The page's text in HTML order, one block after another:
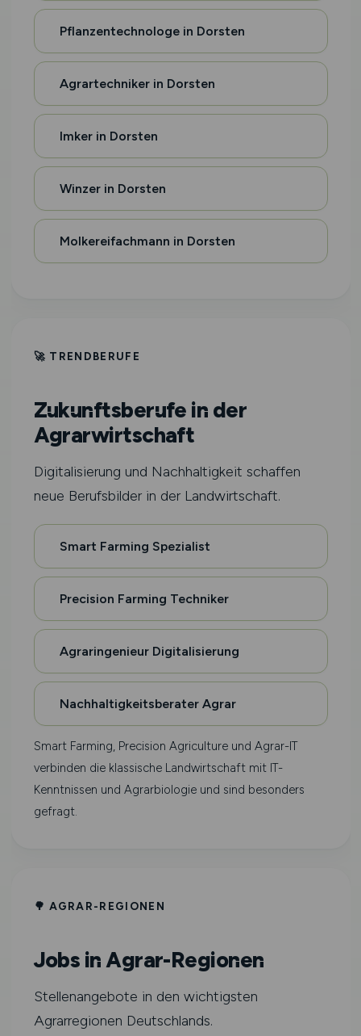
Pflanzentechnologe in Dorsten
Agrartechniker in Dorsten
Imker in Dorsten
Winzer in Dorsten
Molkereifachmann in Dorsten
🚀 TRENDBERUFE
Zukunftsberufe in der
Agrarwirtschaft
Digitalisierung und Nachhaltigkeit schaffen
neue Berufsbilder in der Landwirtschaft.
Smart Farming Spezialist
Precision Farming Techniker
Agraringenieur Digitalisierung
Nachhaltigkeitsberater Agrar
Smart Farming, Precision Agriculture und Agrar-IT
verbinden die klassische Landwirtschaft mit IT-
Kenntnissen und Agrarbiologie und sind besonders
gefragt.
🌳 AGRAR-REGIONEN
Jobs in Agrar-Regionen
Stellenangebote in den wichtigsten
Agrarregionen Deutschlands.